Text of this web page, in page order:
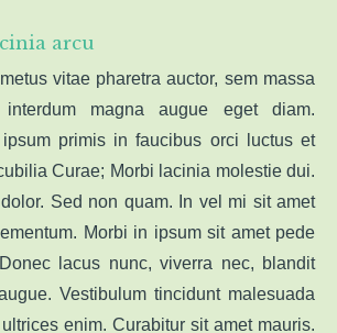
arcu
vitae pharetra auctor, sem massa
magna augue eget diam.
primis in faucibus orci luctus et
Curae; Morbi lacinia molestie dui.
Sed non quam. In vel mi sit amet
Morbi in ipsum sit amet pede
lacus nunc, viverra nec, blandit
Vestibulum tincidunt malesuada
enim. Curabitur sit amet mauris.